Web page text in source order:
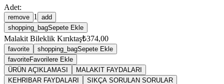
Adet:
remove 1
add
shopping_bagSepete Ekle
Malakit Bileklik Kırıktaş₺374,00
favorite shopping_bagSepete Ekle
favoriteFavorilere Ekle
ÜRÜN AÇIKLAMASI
MALAKIT FAYDALARI
KEHRIBAR FAYDALARI
SIKÇA SORULAN SORULAR